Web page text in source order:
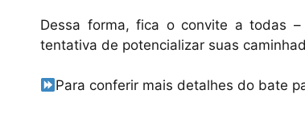
Dessa forma, fica o convite a todas
tentativa de potencializar suas
Para conferir mais detalhes do bate